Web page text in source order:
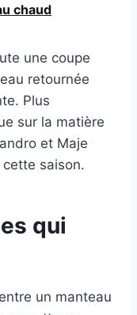
chaud
une coupe
retournée
Plus
sur la matière
et Maje
cette saison.
qui
un manteau